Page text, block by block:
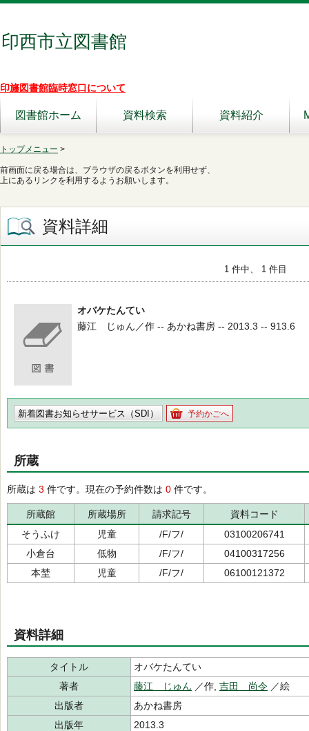
印西市立図書館
印旛図書館臨時窓口について
図書館ホーム 資料検索 資料紹介
トップメニュー >
前画面に戻る場合は、ブラウザの戻るボタンを利用せず、
上にあるリンクを利用するようお願いします。
資料詳細
1 件中、 1 件目
オバケたんてい
藤江 じゅん／作 -- あかね書房 -- 2013.3 -- 913.6
新着図書お知らせサービス（SDI） 予約かごへ
所蔵
所蔵は 3 件です。現在の予約件数は 0 件です。
所蔵館 所蔵場所 請求記号
資料コード
そうふけ
児童 /F/フ/
03100206741
小倉台
低物 /F/フ/
04100317256
本埜
児童 /F/フ/ 06100121372
資料詳細
タイトル
オバケたんてい
著者
藤江 じゅん ／作, 吉田 尚令 ／絵
出版者
あかね書房
出版年
2013.3